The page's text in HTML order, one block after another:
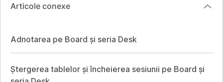
Articole conexe
Adnotarea pe Board și seria Desk
Ștergerea tablelor și încheierea sesiunii pe Board și